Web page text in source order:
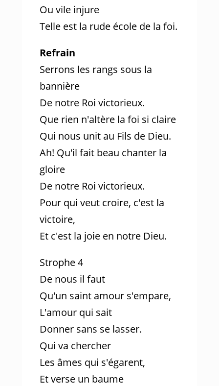
Ou vile injure
Telle est la rude école de la foi.
Refrain
Serrons les rangs sous la
bannière
De notre Roi victorieux.
Que rien n'altère la foi si claire
Qui nous unit au Fils de Dieu.
Ah! Qu'il fait beau chanter la
gloire
De notre Roi victorieux.
Pour qui veut croire, c'est la
victoire,
Et c'est la joie en notre Dieu.
Strophe 4
De nous il faut
Qu'un saint amour s'empare,
L'amour qui sait
Donner sans se lasser.
Qui va chercher
Les âmes qui s'égarent,
Et verse un baume